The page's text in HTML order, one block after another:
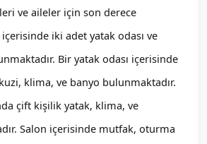
ve aileler için son derece
içerisinde iki adet yatak odası ve
Bir yatak odası içerisinde
klima, ve banyo bulunmaktadır.
çift kişilik yatak, klima, ve
Salon içerisinde mutfak, oturma